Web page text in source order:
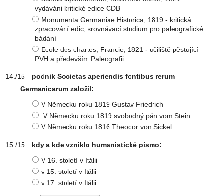
vydáváni kritické edice CDB
Monumenta Germaniae Historica, 1819 - kritická
zpracování edic, srovnávací studium pro paleografické
bádání
Ecole des chartes, Francie, 1821 - učiliště pěstující
PVH a především Paleografii
podnik Societas aperiendis fontibus rerum
Germanicarum založil:
V Německu roku 1819 Gustav Friedrich
V Německu roku 1819 svobodný pán vom Stein
V Německu roku 1816 Theodor von Sickel
kdy a kde vzniklo humanistické písmo:
V 16. století v Itálii
v 15. století v Itálii
v 17. století v Itálii